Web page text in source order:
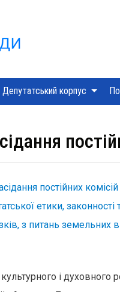
Депутатський корпус
постійних
етики,
з питань земельних
і духовного